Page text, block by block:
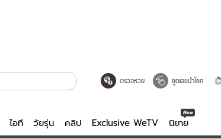
ตรวจหวย ขูดเลขนำโชค
ไอที วัยรุ่น คลิป Exclusive WeTV นิยาย